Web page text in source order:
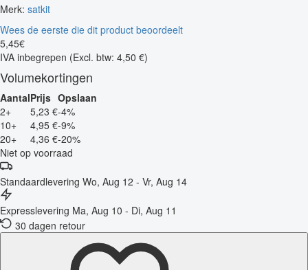
Merk: satkit
Wees de eerste die dit product beoordeelt
5,45€
IVA inbegrepen (Excl. btw: 4,50 €)
Volumekortingen
AantalPrijs Opslaan
2+
5,23 €-4%
10+
4,95 €-9%
20+
4,36 €-20%
Niet op voorraad
Standaardlevering Wo, Aug 12 - Vr, Aug 14
Expresslevering Ma, Aug 10 - Di, Aug 11
30 dagen retour